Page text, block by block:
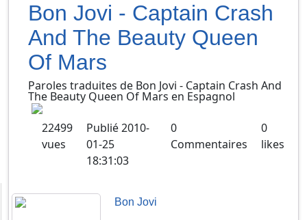
Bon Jovi - Captain Crash
And The Beauty Queen
Of Mars
Paroles traduites de Bon Jovi - Captain Crash And
The Beauty Queen Of Mars en Espagnol
22499
vues
Publié2010-
01-25
18:31:03
0
Commentaires
0
likes
Bon Jovi